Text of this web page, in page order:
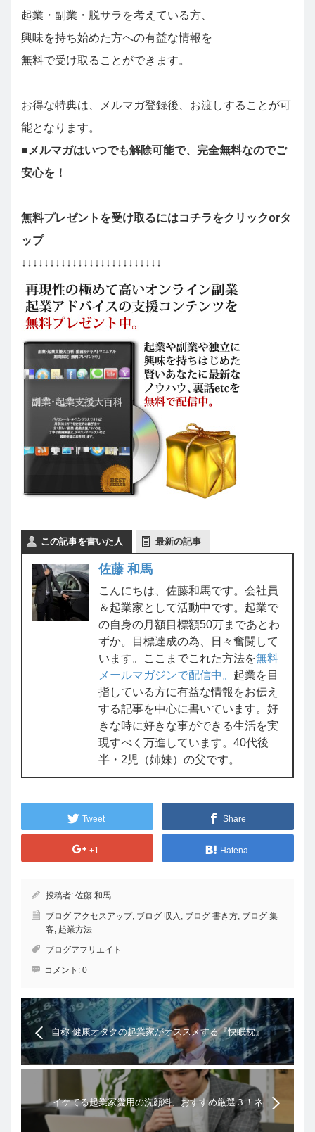
起業・副業・脱サラを考えている方、
興味を持ち始めた方への有益な情報を
無料で受け取ることができます。
お得な特典は、メルマガ登録後、お渡しすることが可
能となります。
■メルマガはいつでも解除可能で、完全無料なのでご
安心を！
無料プレゼントを受け取るにはコチラをクリックorタ
ップ
↓↓↓↓↓↓↓↓↓↓↓↓↓↓↓↓↓↓↓↓↓↓↓↓↓
この記事を書いた人 最新の記事
佐藤 和馬
こんにちは、佐藤和馬です。会社員
＆起業家として活動中です。起業で
の自身の月額目標額50万まであとわ
ずか。目標達成の為、日々奮闘して
います。ここまでこれた方法を無料
メールマガジンで配信中。 起業を目
指している方に有益な情報をお伝え
する記事を中心に書いています。好
きな時に好きな事ができる生活を実
現すべく万進しています。40代後
半・2児（姉妹）の父です。
Tweet Share
+1 Hatena
投稿者: 佐藤 和馬
ブログ アクセスアップ, ブログ 収入 , ブログ 書き方, ブログ 集
客, 起業方法
ブログアフリエイト
コメント: 0
自称 健康オタクの起業家がオススメする『快眠枕』
特集
イケてる起業家愛用の洗顔料、おすすめ厳選３！ネ
ットで稼ぐ方法は？